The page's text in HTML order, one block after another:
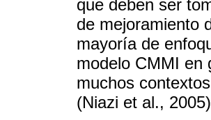
que deben ser
de mejoramiento
mayoría de
modelo CMMI en
muchos
(Niazi et al.,